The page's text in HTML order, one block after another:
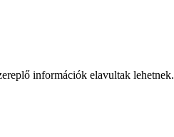
információk elavultak lehetnek.